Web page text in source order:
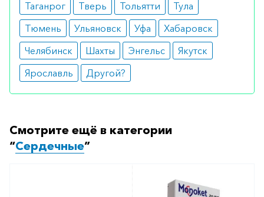
Таганрог
Тверь Тольятти
Тула
Тюмень
Ульяновск Уфа
Хабаровск
Челябинск
Шахты Энгельс
Якутск
Ярославль
Другой?
Смотрите ещё в категории
“Сердечные”